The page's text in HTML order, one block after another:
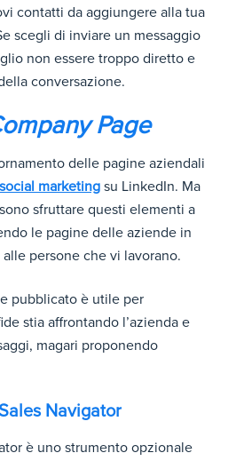
contatti da aggiungere alla tua
scegli di inviare un messaggio
non essere troppo diretto e
conversazione.
Page
delle pagine aziendali
social marketing su LinkedIn. Ma
sfruttare questi elementi a
le pagine delle aziende in
persone che vi lavorano.
pubblicato è utile per
stia affrontando l’azienda e
magari proponendo
Navigator
è uno strumento opzionale